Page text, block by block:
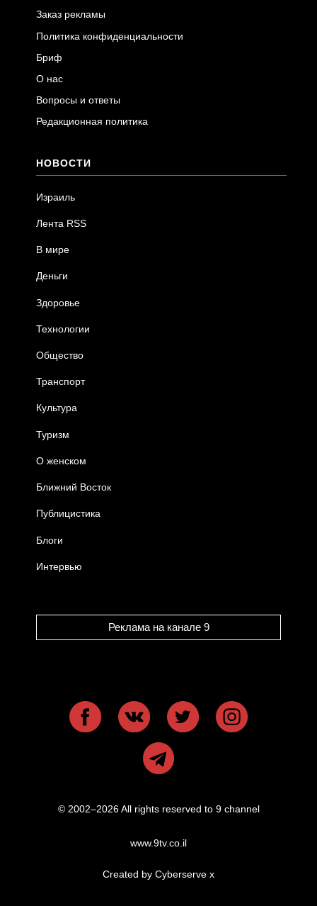
Заказ рекламы
Политика конфиденциальности
Бриф
О нас
Вопросы и ответы
Редакционная политика
НОВОСТИ
Израиль
Лента RSS
В мире
Деньги
Здоровье
Технологии
Общество
Транспорт
Культура
Туризм
О женском
Ближний Восток
Публицистика
Блоги
Интервью
Реклама на канале 9
© 2002–2026 All rights reserved to 9 channel
www.9tv.co.il
Created by Cyberserve x